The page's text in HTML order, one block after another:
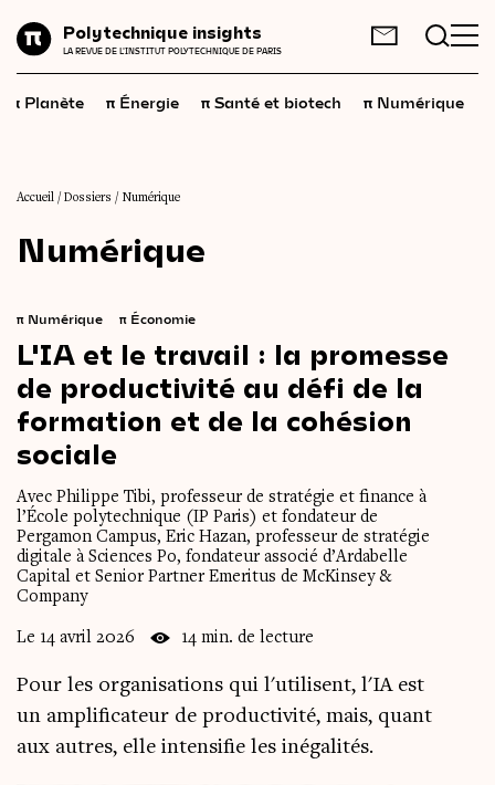
Polytechnique insights
LA REVUE DE L'INSTITUT POLYTECHNIQUE DE PARIS
Énergie
Santé
et biotech
Espace
Économie
Science
et
technologies
Société
Géopolitique
Neurosciences
Le magazine 3,14
Vidéos & Podcast
FR EN
π Planète π Énergie π Santé et biotech π Numérique
Accueil / Dossiers / Numérique
Numérique
π Numérique π Économie
L'IA et le travail : la promesse
de productivité au défi de la
formation et de la cohésion
sociale
Avec Philippe Tibi, professeur de stratégie et finance à
l’École polytechnique (IP Paris) et fondateur de
Pergamon Campus, Eric Hazan, professeur de stratégie
digitale à Sciences Po, fondateur associé d’Ardabelle
Capital et Senior Partner Emeritus de McKinsey &
Company
Le 14 avril 2026 14 min. de lecture
Pour les organisations qui l'utilisent, l'IA est
un amplificateur de productivité, mais, quant
aux autres, elle intensifie les inégalités.